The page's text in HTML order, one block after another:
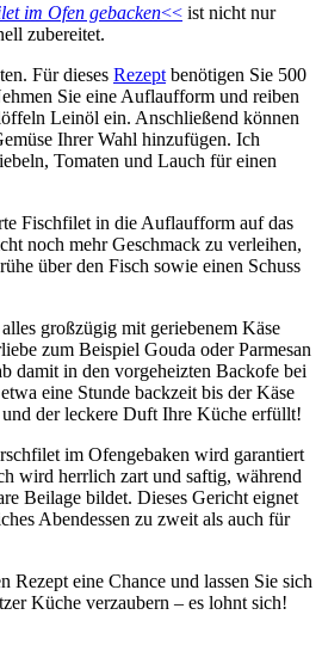
im Ofen gebacken<< ist nicht nur
zubereitet.
Für dieses Rezept benötigen Sie 500
Sie eine Auflaufform und reiben
Leinöl ein. Anschließend können
Ihrer Wahl hinzufügen. Ich
Tomaten und Lauch für einen
Fischfilet in die Auflaufform auf das
noch mehr Geschmack zu verleihen,
über den Fisch sowie einen Schuss
großzügig mit geriebenem Käse
zum Beispiel Gouda oder Parmesan
damit in den vorgeheizten Backofe bei
eine Stunde backzeit bis der Käse
der leckere Duft Ihre Küche erfüllt!
im Ofengebaken wird garantiert
wird herrlich zart und saftig, während
Beilage bildet. Dieses Gericht eignet
Abendessen zu zweit als auch für
Rezept eine Chance und lassen Sie sich
Küche verzaubern – es lohnt sich!